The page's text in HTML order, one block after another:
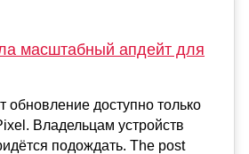
масштабный апдейт для
доступно только
Владельцам устройств
подождать. The post